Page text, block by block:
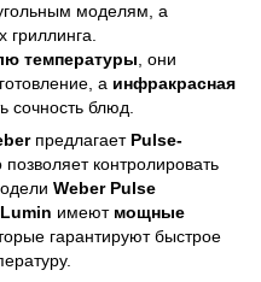
моделям, а
температуры , они
а инфракрасная
сочность блюд.
предлагает Pulse-
позволяет контролировать
Weber Pulse
имеют мощные
гарантируют быстрое